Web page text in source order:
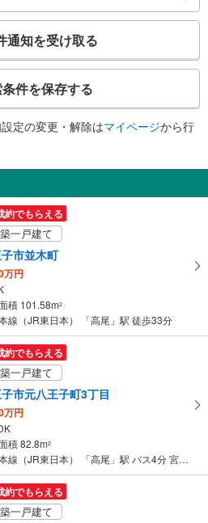
存林）、共立女子学園、 共立女子大学、
森わくわくビレッジ、バスのりば、タクシ
館町 方面、高尾みころも霊堂、高尾霊
校、都立翔陽高等学校、拓殖大学、東京高
手すり）
通知を受け取る
件を保存する
定の変更・解除はマイページから行
約でもらえる
一戸建て
市並木町
万円
積 101.58m2
線（JR東日本） 「高尾」駅 徒歩33分
約でもらえる
一戸建て
市元八王子町3丁目
万円
積 82.8m2
中央本線（JR東日本） 「高尾」駅 バス4分 宮の前 バス停下車 徒歩8分
約でもらえる
一戸建て